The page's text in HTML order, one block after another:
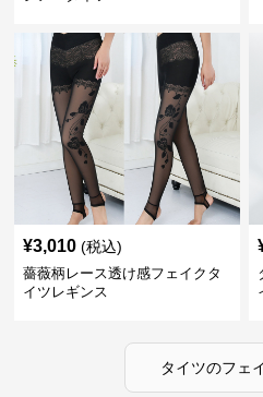
¥3,010 (税込)
薔薇柄レース透け感フェイクタ
イツレギンス
タイツのフェ